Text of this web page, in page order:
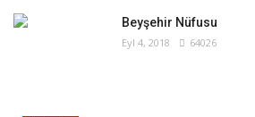
Beyşehir Nüfusu
Eyl 4, 2018 64026